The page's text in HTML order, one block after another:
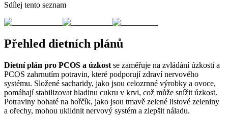
Sdílej tento seznam
Přehled dietních plánů
Dietní plán pro PCOS a úzkost se zaměřuje na zvládání úzkosti a
PCOS zahrnutím potravin, které podporují zdraví nervového
systému. Složené sacharidy, jako jsou celozrnné výrobky a ovoce,
pomáhají stabilizovat hladinu cukru v krvi, což může snížit úzkost.
Potraviny bohaté na hořčík, jako jsou tmavě zelené listové zeleniny
a ořechy, mohou uklidnit nervový systém a zlepšit náladu.